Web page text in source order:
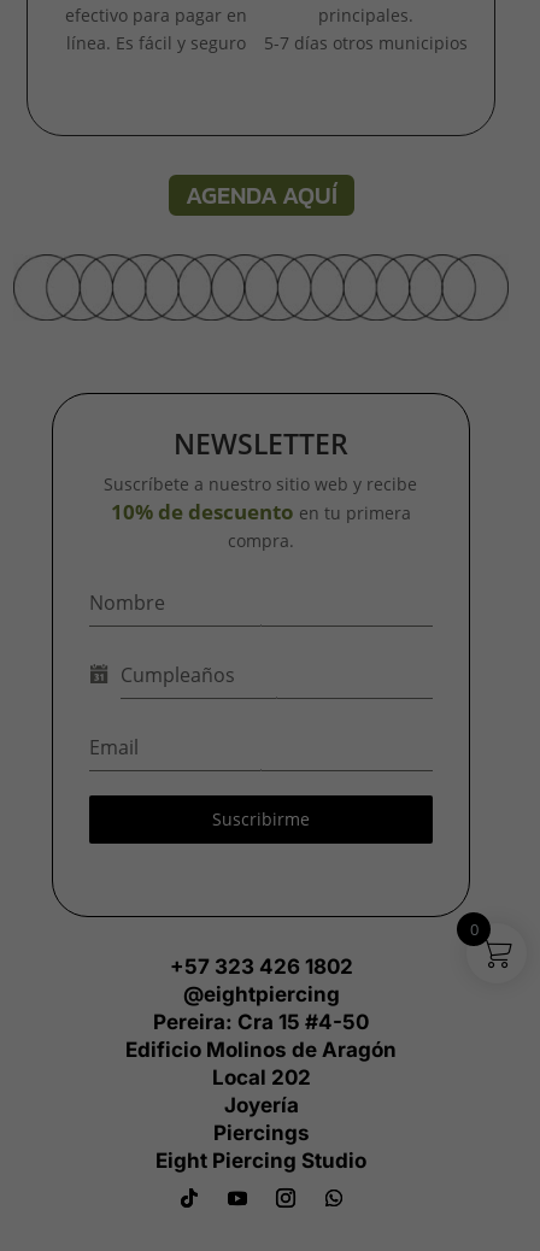
efectivo para pagar en
línea. Es fácil y seguro
principales.
5-7 días otros municipios
AGENDA AQUÍ
NEWSLETTER
Suscríbete a nuestro sitio web y recibe
10% de descuento en tu primera
compra.
Suscribirme
+57 323 426 1802
@eightpiercing
Pereira: Cra 15 #4-50
Edificio Molinos de Aragón
Local 202
Joyería
Piercings
Eight Piercing Studio
0